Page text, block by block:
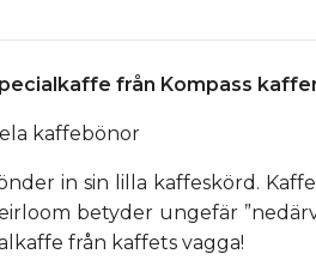
från Kompass
kaffebönor
in sin lilla kaffeskörd.
betyder ungefär
från kaffets vagga!